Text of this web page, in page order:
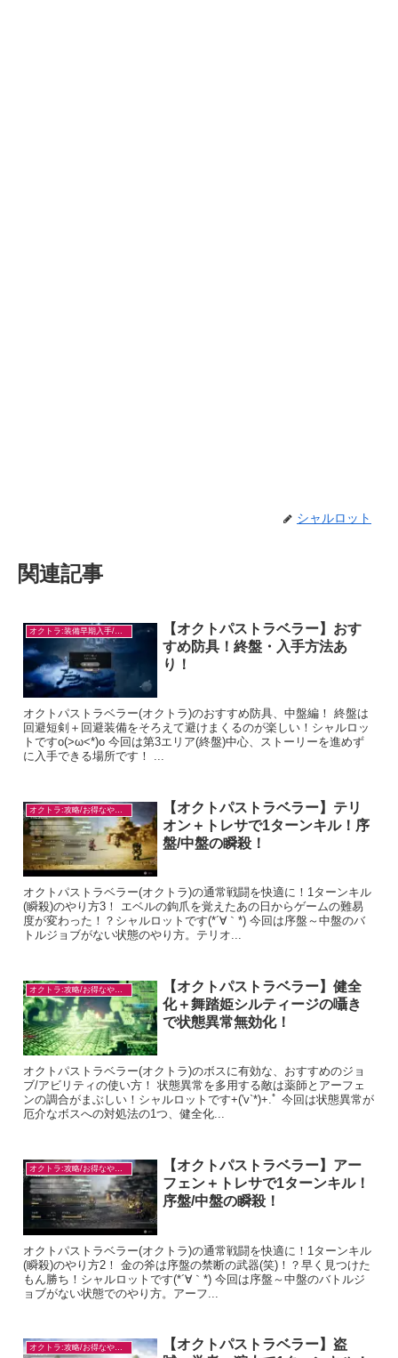
シャルロット
関連記事
オクトラ:装備早期入手/目的別
【オクトパストラベラー】おす
すめ防具！終盤・入手方法あ
り！
オクトパストラベラー(オクトラ)のおすすめ防具、中盤編！ 終盤は
回避短剣＋回避装備をそろえて避けまくるのが楽しい！シャルロッ
トですo(>ω<*)o 今回は第3エリア(終盤)中心、ストーリーを進めず
に入手できる場所です！ ...
オクトラ:攻略/お得なやり方
【オクトパストラベラー】テリ
オン＋トレサで1ターンキル！序
盤/中盤の瞬殺！
オクトパストラベラー(オクトラ)の通常戦闘を快適に！1ターンキル
(瞬殺)のやり方3！ エベルの鉤爪を覚えたあの日からゲームの難易
度が変わった！？シャルロットです(*´∀｀*) 今回は序盤～中盤のバ
トルジョブがない状態のやり方。テリオ...
オクトラ:攻略/お得なやり方
【オクトパストラベラー】健全
化＋舞踏姫シルティージの囁き
で状態異常無効化！
オクトパストラベラー(オクトラ)のボスに有効な、おすすめのジョ
ブ/アビリティの使い方！ 状態異常を多用する敵は薬師とアーフェ
ンの調合がまぶしい！シャルロットです+('v`*)+.ﾟ 今回は状態異常が
厄介なボスへの対処法の1つ、健全化...
オクトラ:攻略/お得なやり方
【オクトパストラベラー】アー
フェン＋トレサで1ターンキル！
序盤/中盤の瞬殺！
オクトパストラベラー(オクトラ)の通常戦闘を快適に！1ターンキル
(瞬殺)のやり方2！ 金の斧は序盤の禁断の武器(笑)！？早く見つけた
もん勝ち！シャルロットです(*´∀｀*) 今回は序盤～中盤のバトルジ
ョブがない状態でのやり方。アーフ...
オクトラ:攻略/お得なやり方
【オクトパストラベラー】盗